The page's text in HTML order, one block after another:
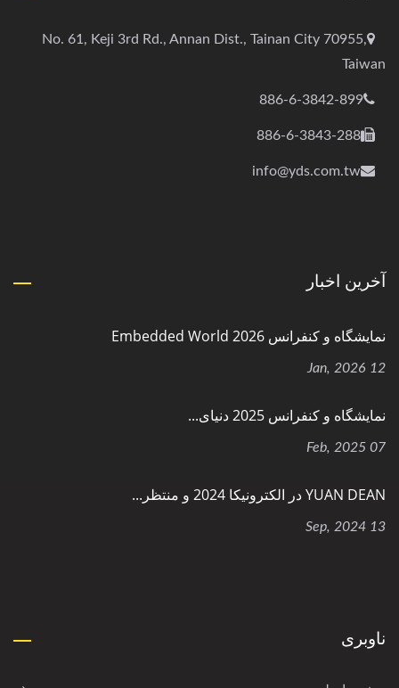
No. 61, Keji 3rd Rd., Annan Dist., Tainan City 70955,
Taiwan
886-6-3842-899
886-6-3843-288
info@yds.com.tw
آخرین اخبار
نمایشگاه و کنفرانس Embedded World 2026
12 Jan, 2026
نمایشگاه و کنفرانس 2025 دنیای...
07 Feb, 2025
YUAN DEAN در الکترونیکا 2024 و منتظر...
13 Sep, 2024
ناوبری